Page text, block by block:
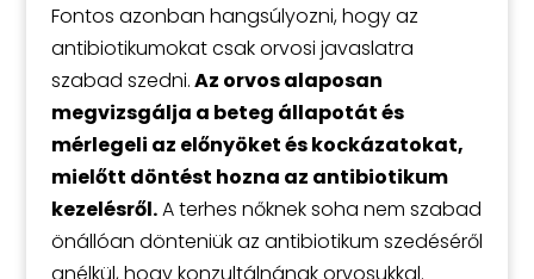
Fontos azonban hangsúlyozni, hogy az
antibiotikumokat csak orvosi javaslatra
szabad szedni.Az orvos alaposan
megvizsgálja a beteg állapotát és
mérlegeli az előnyöket és kockázatokat,
mielőtt döntést hozna az antibiotikum
kezelésről.A terhes nőknek soha nem szabad
önállóan dönteniük az antibiotikum szedéséről